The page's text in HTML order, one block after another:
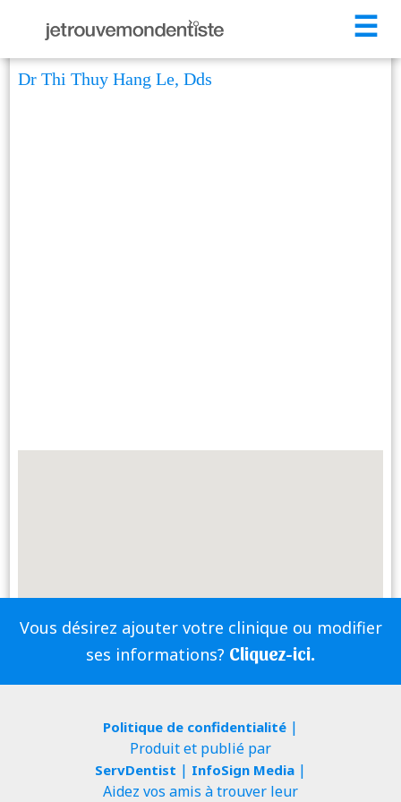
☰
Dr Thi Thuy Hang Le, Dds
Vous désirez ajouter votre clinique ou modifier
ses informations? Cliquez-ici.
Politique de confidentialité|
Produit et publié par
ServDentist | InfoSign Media|
Aidez vos amis à trouver leur